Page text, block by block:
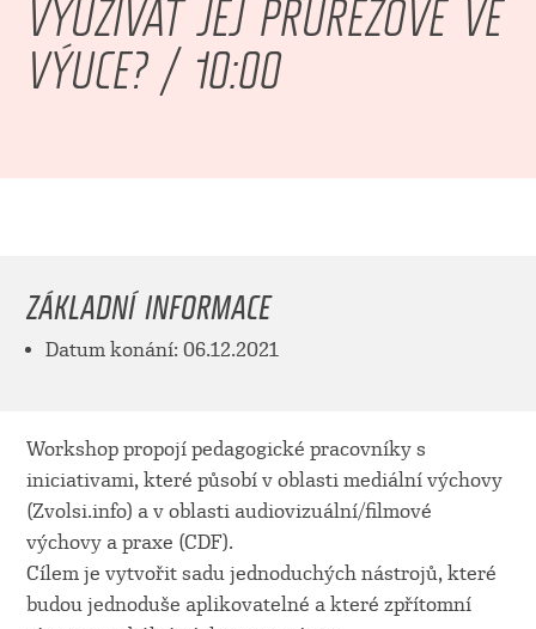
VÝUCE? / 10:00
ZÁKLADNÍ INFORMACE
Datum konání: 06.12.2021
Workshop propojí pedagogické pracovníky s
iniciativami, které působí v oblasti mediální výchovy
(Zvolsi.info) a v oblasti audiovizuální/filmové
výchovy a praxe (CDF).
Cílem je vytvořit sadu jednoduchých nástrojů, které
budou jednoduše aplikovatelné a které zpřítomní